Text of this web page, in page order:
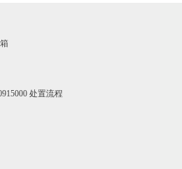
处置流程